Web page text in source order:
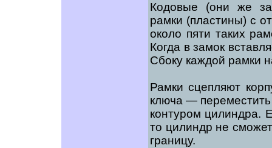
Кодовые (они же
рамки (пластины) с
около пяти таких
Когда в замок
Сбоку каждой рамки
Рамки сцепляют
ключа —
контуром цилиндра.
то цилиндр не
границу.